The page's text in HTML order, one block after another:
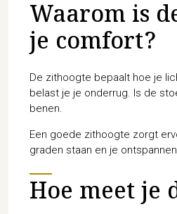
Waarom is
je comfort?
De zithoogte bepaalt hoe je
belast je je onderrug. Is de
benen.
Een goede zithoogte zorgt
graden staan en je
Hoe meet je